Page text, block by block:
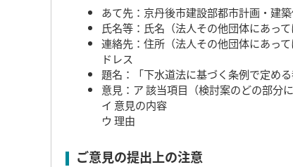
あて先：京丹後市建設部都市計画・建
氏名等：氏名（法人その他団体にあっ
連絡先：住所（法人その他団体にあっ
ドレス
題名：「下水道法に基づく条例で定め
意見：ア 該当項目（検討案のどの部分
イ 意見の内容
ウ 理由
ご意見の提出上の注意